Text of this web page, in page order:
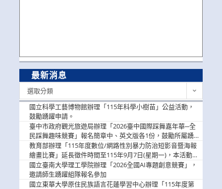
最新消息
選取分類
國立科學工藝博物館辦理「115年科學小樹苗」公益活動，
鼓勵踴躍申請。
臺中市政府觀光旅遊局辦理「2026臺中國際踩舞嘉年華─全
民踩舞趣味競賽」報名簡章中、英文版各1份，鼓勵所屬踴
躍報名參加。
教育部辦理「115年度數位/網路性別暴力防治短影音暨海報
繪畫比賽」延長徵件時間至115年9月7日(星期一)，本活動獎
金優渥，鼓勵學生踴躍參。
國立臺南大學理工學院辦理「2026全國AI專題創意競賽」，
邀請師生踴躍組隊報名參加
國立東華大學原住民族語言花蓮學習中心辦理「115年度第